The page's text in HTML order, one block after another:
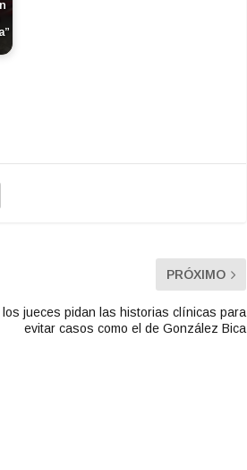
PRÓXIMO
jueces pidan las historias clínicas para
evitar casos como el de González Bica